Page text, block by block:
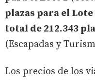
plazas para el Lote
total de 212.343
(Escapadas y
Los precios de los